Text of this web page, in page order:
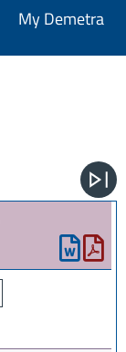
My Demetra